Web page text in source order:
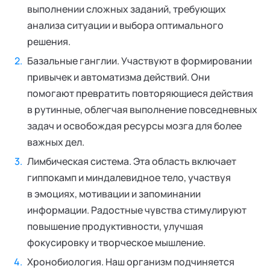
выполнении сложных заданий, требующих
анализа ситуации и выбора оптимального
решения.
Базальные ганглии. Участвуют в формировании
привычек и автоматизма действий. Они
помогают превратить повторяющиеся действия
в рутинные, облегчая выполнение повседневных
задач и освобождая ресурсы мозга для более
важных дел.
Лимбическая система. Эта область включает
гиппокамп и миндалевидное тело, участвуя
в эмоциях, мотивации и запоминании
информации. Радостные чувства стимулируют
повышение продуктивности, улучшая
фокусировку и творческое мышление.
Хронобиология. Наш организм подчиняется